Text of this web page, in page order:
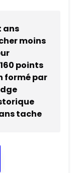
ans
moins
points
formé par
tache